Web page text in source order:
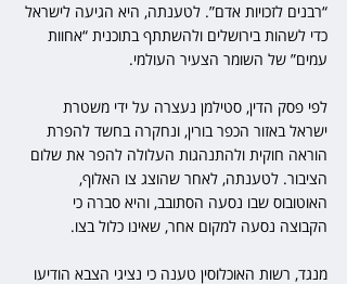
“רבנים לזכויות אדם”. לטענתה, היא הגיעה לישראל
כדי לשהות בירושלים ולהשתתף בתוכנית “אחוות
עמים” של השומר הצעיר העולמי.
לפי פסק הדין, סטילמן נעצרה על ידי משטרת
ישראל באזור הכפר בורין, ונחקרה בחשד להפרת
הוראה חוקית ולהתנהגות העלולה להפר את שלום
הציבור. לטענתה, לאחר שהוצג צו האלוף,
האוטובוס שבו נסעה הסתובב, והיא סברה כי
הקבוצה נסעה למקום אחר, שאינו כלול בצו.
מנגד, רשות האוכלוסין טענה כי נציגי הצבא הודיעו